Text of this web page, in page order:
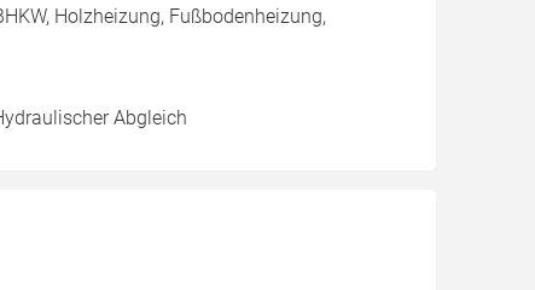
Holzheizung, Fußbodenheizung,
Abgleich